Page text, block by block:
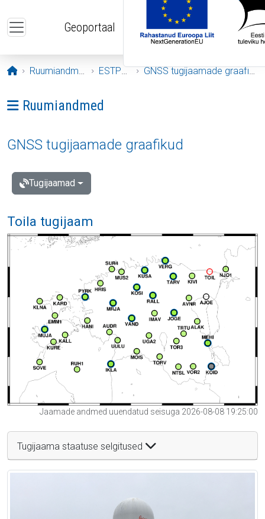
Geoportaal
Avaleht
Ruumiandmed ESTPOS GNSS tugijaamade graafikud
Ava menüü: Ruumiandmed
Ruumiandmed
GNSS tugijaamade graafikud
Tugijaamad
Toila tugijaam
Jaamade andmed uuendatud seisuga 2026-08-08 19:25:00
Tugijaama staatuse selgitused